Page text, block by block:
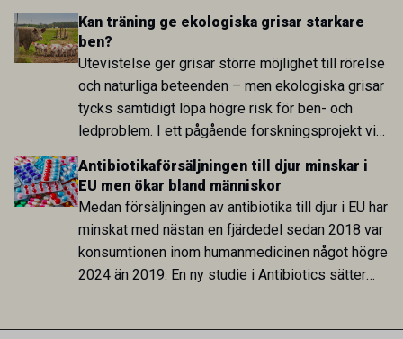
identifierat både tidigare oupptäckta skillnader
mellan gångarter och en genetisk region som kan
ha betydelse för hur rörelser styrs och
koordineras.
Kan träning ge ekologiska grisar starkare
ben?
Utevistelse ger grisar större möjlighet till rörelse
och naturliga beteenden – men ekologiska grisar
tycks samtidigt löpa högre risk för ben- och
ledproblem. I ett pågående forskningsprojekt vid
SLU undersöks nu varför problemen uppstår och
om ökad aktivitet redan som smågris kan stärka
djuren inför livet utomhus.
Antibiotikaförsäljningen till djur minskar i
EU men ökar bland människor
Medan försäljningen av antibiotika till djur i EU har
minskat med nästan en fjärdedel sedan 2018 var
konsumtionen inom humanmedicinen något högre
2024 än 2019. En ny studie i Antibiotics sätter